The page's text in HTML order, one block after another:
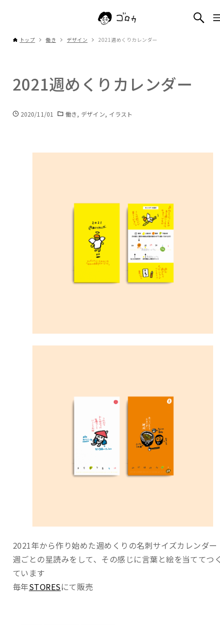
トップ 働き デザイン 2021週めくりカレンダー
2021週めくりカレンダー
2020/11/01 働き デザイン イラスト
2021年から作り始めた週めくりの名刺サイズカレンダー
週ごとの星読みをして、その感じに言葉と絵を当ててつ
ています
毎年STORESにて販売